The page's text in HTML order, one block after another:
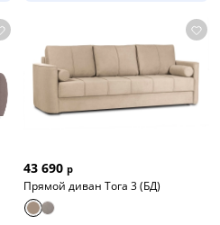
43 690 р
Прямой диван Тога 3 (БД)